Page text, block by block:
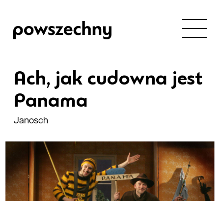
Ach, jak cudowna jest
Panama
Janosch